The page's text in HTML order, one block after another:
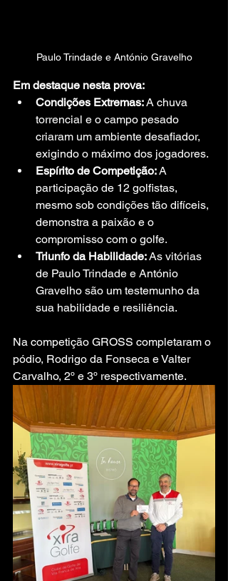
Paulo Trindade e António Gravelho
Em destaque nesta prova:
Condições Extremas: A chuva
torrencial e o campo pesado
criaram um ambiente desafiador,
exigindo o máximo dos jogadores.
Espírito de Competição: A
participação de 12 golfistas,
mesmo sob condições tão difíceis,
demonstra a paixão e o
compromisso com o golfe.
Triunfo da Habilidade: As vitórias
de Paulo Trindade e António
Gravelho são um testemunho da
sua habilidade e resiliência.
Na competição GROSS completaram o
pódio, Rodrigo da Fonseca e Valter
Carvalho, 2º e 3º respectivamente.